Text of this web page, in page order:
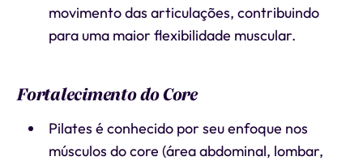
movimento das articulações, contribuindo
para uma maior flexibilidade muscular.
Fortalecimento do Core
Pilates é conhecido por seu enfoque nos
músculos do core (área abdominal, lombar,